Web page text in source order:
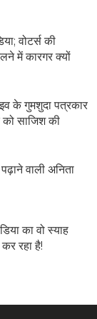
वोटर्स की
में कारगर क्यों
के गुमशुदा पत्रकार
को साजिश की
वाली अनिता
का वो स्याह
रहा है!